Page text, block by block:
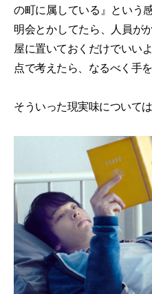
の町に属している』という
明会とかしてたら、人員が
屋に置いておくだけでいい
点で考えたら、なるべく手
そういった現実味について